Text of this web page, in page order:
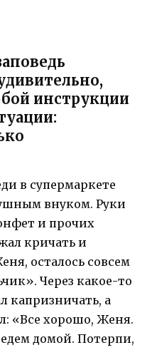
инструкции
в супермаркете
внуком. Руки
и прочих
кричать и
осталось совсем
Через какое-то
капризничать, а
«Все хорошо, Женя.
домой. Потерпи,